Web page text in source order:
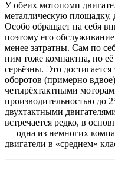
У обеих мотопомп
металлическую площадку,
Особо обращает на себя
поэтому его
менее затратны. Сам по
ним тоже компактна, но
серьёзны. Это
оборотов (примерно
четырёхтактными
производительностью до
двухтактными
встречается редко, в
— одна из немногих
двигатели в «среднем»